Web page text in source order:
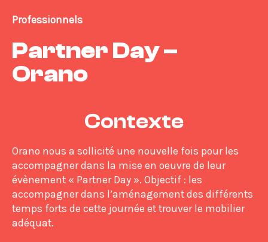
Professionnels
Partner Day –
Orano
Contexte
Orano nous a sollicité une nouvelle fois pour les
accompagner dans la mise en oeuvre de leur
évènement « Partner Day ». Objectif : les
accompagner dans l’aménagement des différents
temps forts de cette journée et trouver le mobilier
adéquat.